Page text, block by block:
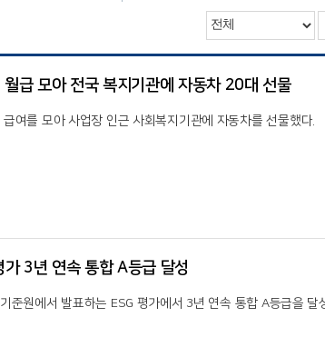
월급 모아 전국 복지기관에 자동차 20대 선물
여를 모아 사업장 인근 사회복지기관에 자동차를 선물했다.
가 3년 연속 통합 A등급 달성
준원에서 발표하는 ESG 평가에서 3년 연속 통합 A등급을 달